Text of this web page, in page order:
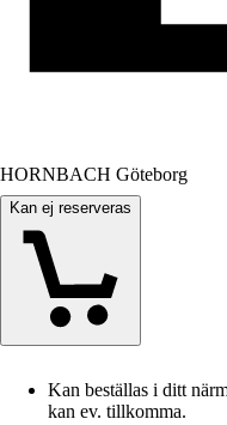
HORNBACH Göteborg
Kan ej reserveras
Kan beställas i ditt
kan ev. tillkomma.